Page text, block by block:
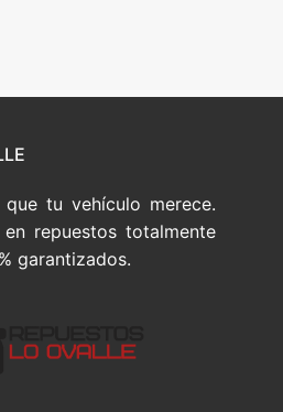
tu vehículo merece.
repuestos totalmente
garantizados.